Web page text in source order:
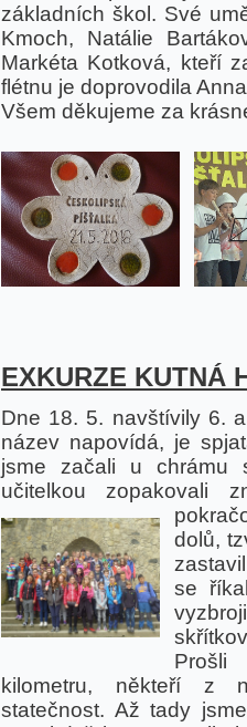
základních škol. Své
Kmoch, Natálie
Markéta Kotková, kteří
flétnu je doprovodila
Všem děkujeme za
EXKURZE KUTNÁ
Dne 18. 5. navštívily 6.
název napovídá, je
jsme začali u chrámu
učitelkou zopakovali
dolů,
se
kilometru, někteří z
statečnost. Až tady